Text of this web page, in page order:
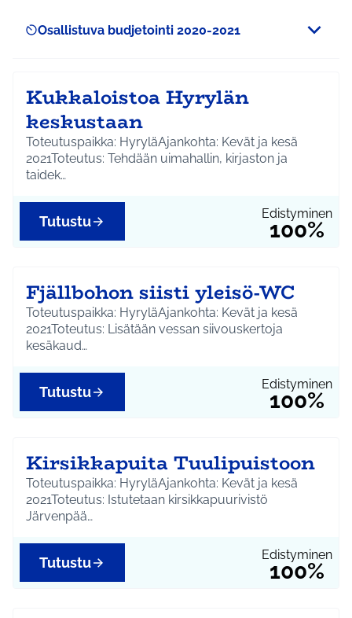
Scope
Osallistuva budjetointi 2020-2021
Kukkaloistoa Hyrylän
keskustaan
Toteutuspaikka: HyryläAjankohta: Kevät ja kesä
2021Toteutus: Tehdään uimahallin, kirjaston ja
taidek…
Edistyminen
100%
Tutustu
Fjällbohon siisti yleisö-WC
Toteutuspaikka: HyryläAjankohta: Kevät ja kesä
2021Toteutus: Lisätään vessan siivouskertoja
kesäkaud…
Edistyminen
100%
Tutustu
Kirsikkapuita Tuulipuistoon
Toteutuspaikka: HyryläAjankohta: Kevät ja kesä
2021Toteutus: Istutetaan kirsikkapuurivistö
Järvenpää…
Edistyminen
100%
Tutustu